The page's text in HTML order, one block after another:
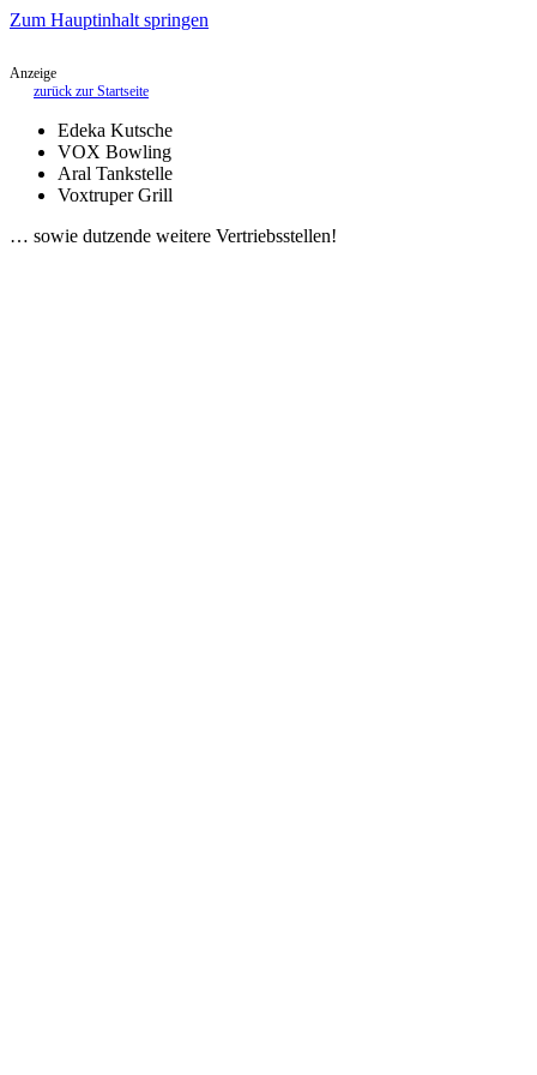
Zum Hauptinhalt springen
Anzeige
zurück zur Startseite
Edeka Kutsche
VOX Bowling
Aral Tankstelle
Voxtruper Grill
… sowie dutzende weitere Vertriebsstellen!